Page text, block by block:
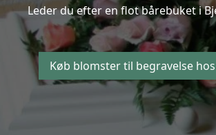
Leder du efter en flot bårebuket i
Køb blomster til begravelse